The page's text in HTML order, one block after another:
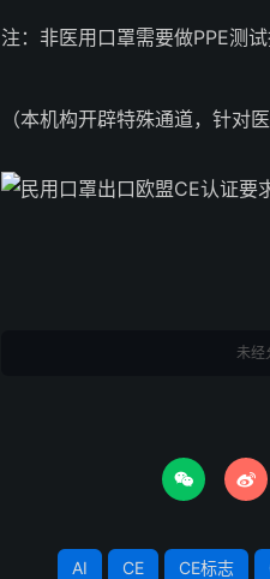
注：非医用口罩需要做PPE测
（本机构开辟特殊通道，针对
未经
 
AI CE CE标志